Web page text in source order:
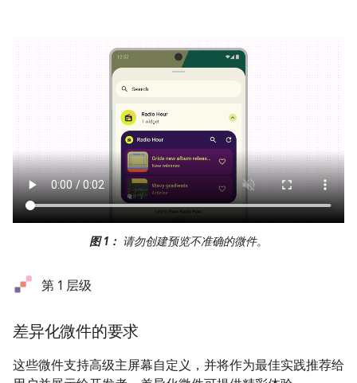
图 1： 请勿创建预览不准确的微件。
第 1 层级
差异化微件的要求
这些微件支持高级主屏幕自定义，并将作为最佳实践推荐给